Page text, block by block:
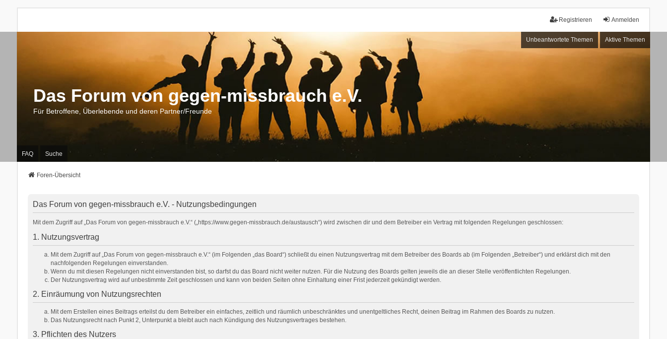
Anmelden
Registrieren
Unbeantwortete Themen Aktive Themen
Das Forum von gegen-missbrauch e.V.
Für Betroffene, Überlebende und deren Partner/Freunde
FAQ Suche
Foren-Übersicht
Das Forum von gegen-missbrauch e.V. - Nutzungsbedingungen
Mit dem Zugriff auf „Das Forum von gegen-missbrauch e.V.“ („https://www.gegen-missbrauch.de/austausch“) wird zwischen dir und dem Betreiber ein Vertrag mit folgenden Regelungen geschlossen:
1. Nutzungsvertrag
Mit dem Zugriff auf „Das Forum von gegen-missbrauch e.V.“ (im Folgenden „das Board“) schließt du einen Nutzungsvertrag mit dem Betreiber des Boards ab (im Folgenden „Betreiber“) und erklärst dich mit den
nachfolgenden Regelungen einverstanden.
Wenn du mit diesen Regelungen nicht einverstanden bist, so darfst du das Board nicht weiter nutzen. Für die Nutzung des Boards gelten jeweils die an dieser Stelle veröffentlichten Regelungen.
Der Nutzungsvertrag wird auf unbestimmte Zeit geschlossen und kann von beiden Seiten ohne Einhaltung einer Frist jederzeit gekündigt werden.
2. Einräumung von Nutzungsrechten
Mit dem Erstellen eines Beitrags erteilst du dem Betreiber ein einfaches, zeitlich und räumlich unbeschränktes und unentgeltliches Recht, deinen Beitrag im Rahmen des Boards zu nutzen.
Das Nutzungsrecht nach Punkt 2, Unterpunkt a bleibt auch nach Kündigung des Nutzungsvertrages bestehen.
3. Pflichten des Nutzers